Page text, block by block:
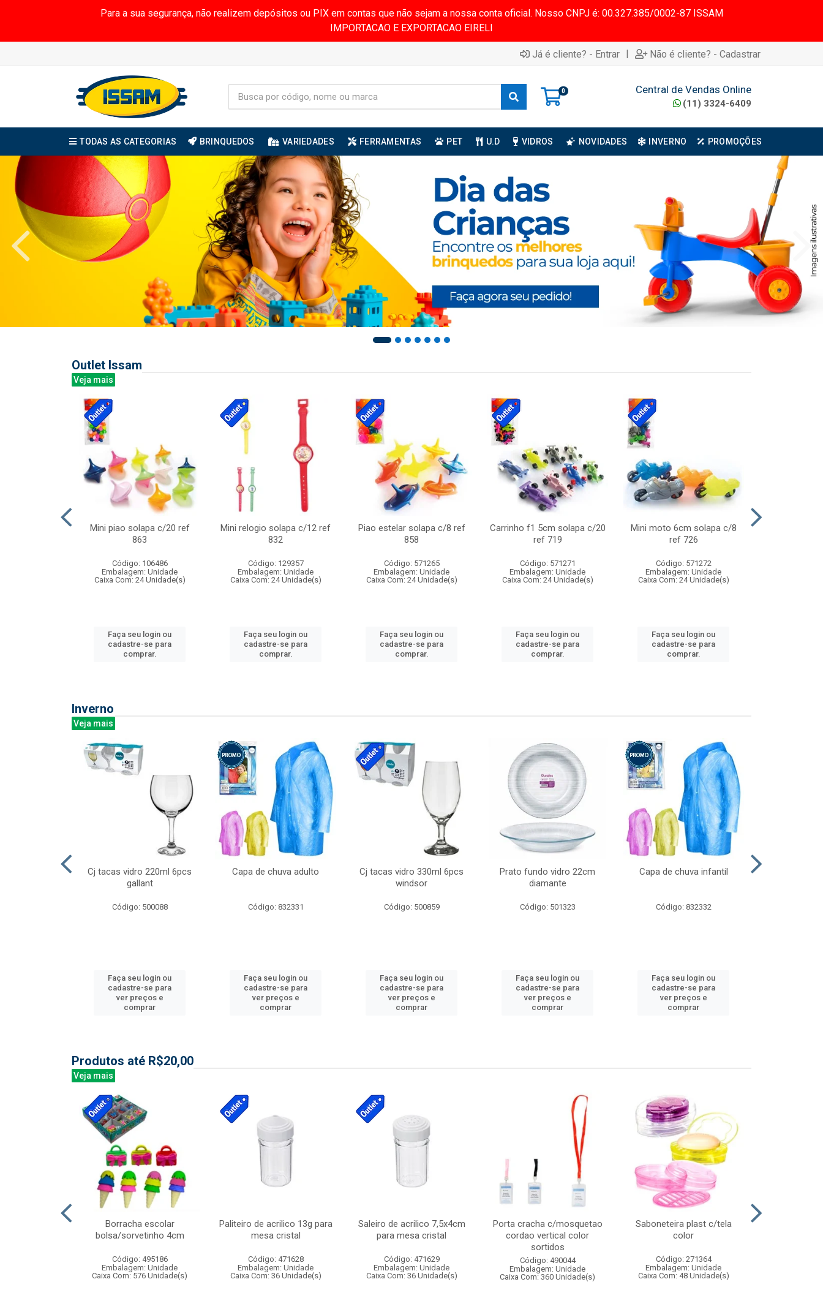
Para a sua segurança, não realizem depósitos ou PIX em contas que não sejam a nossa conta oficial. Nosso CNPJ é: 00.327.385/0002-87 ISSAM
IMPORTACAO E EXPORTACAO EIRELI
Já é cliente? - Entrar | Não é cliente? - Cadastrar
0 Central de Vendas Online
(11) 3324-6409
TODAS AS CATEGORIAS BRINQUEDOS VARIEDADES FERRAMENTAS PET U.D VIDROS NOVIDADES INVERNO PROMOÇÕES
Outlet Issam
Veja mais
Mini piao solapa c/20 ref
863
Código: 106486
Embalagem: Unidade
Caixa Com: 24 Unidade(s)
Faça seu login ou
cadastre-se para
comprar.
Mini relogio solapa c/12 ref
832
Código: 129357
Embalagem: Unidade
Caixa Com: 24 Unidade(s)
Faça seu login ou
cadastre-se para
comprar.
Piao estelar solapa c/8 ref
858
Código: 571265
Embalagem: Unidade
Caixa Com: 24 Unidade(s)
Faça seu login ou
cadastre-se para
comprar.
Carrinho f1 5cm solapa c/20
ref 719
Código: 571271
Embalagem: Unidade
Caixa Com: 24 Unidade(s)
Faça seu login ou
cadastre-se para
comprar.
Mini moto 6cm solapa c/8
ref 726
Código: 571272
Embalagem: Unidade
Caixa Com: 24 Unidade(s)
Faça seu login ou
cadastre-se para
comprar.
Inverno
Veja mais
Cj tacas vidro 220ml 6pcs
gallant
Código: 500088
Faça seu login ou
cadastre-se para
ver preços e
comprar
Capa de chuva adulto
Código: 832331
Faça seu login ou
cadastre-se para
ver preços e
comprar
Cj tacas vidro 330ml 6pcs
windsor
Código: 500859
Faça seu login ou
cadastre-se para
ver preços e
comprar
Prato fundo vidro 22cm
diamante
Código: 501323
Faça seu login ou
cadastre-se para
ver preços e
comprar
Capa de chuva infantil
Código: 832332
Faça seu login ou
cadastre-se para
ver preços e
comprar
Produtos até R$20,00
Veja mais
Borracha escolar
bolsa/sorvetinho 4cm
Código: 495186
Embalagem: Unidade
Caixa Com: 576 Unidade(s)
Paliteiro de acrilico 13g para
mesa cristal
Código: 471628
Embalagem: Unidade
Caixa Com: 36 Unidade(s)
Saleiro de acrilico 7,5x4cm
para mesa cristal
Código: 471629
Embalagem: Unidade
Caixa Com: 36 Unidade(s)
Porta cracha c/mosquetao
cordao vertical color
sortidos
Código: 490044
Embalagem: Unidade
Caixa Com: 360 Unidade(s)
Saboneteira plast c/tela
color
Código: 271364
Embalagem: Unidade
Caixa Com: 48 Unidade(s)